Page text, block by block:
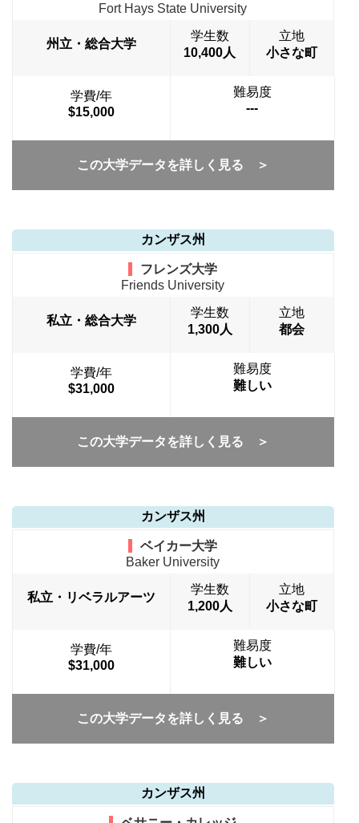
Fort Hays State University
州立・総合大学
学生数
10,400人
立地
小さな町
学費/年
$15,000
難易度
---
この大学データを詳しく見る ＞
カンザス州
フレンズ大学
Friends University
私立・総合大学
学生数
1,300人
立地
都会
学費/年
$31,000
難易度
難しい
この大学データを詳しく見る ＞
カンザス州
ベイカー大学
Baker University
私立・リベラルアーツ
学生数
1,200人
立地
小さな町
学費/年
$31,000
難易度
難しい
この大学データを詳しく見る ＞
カンザス州